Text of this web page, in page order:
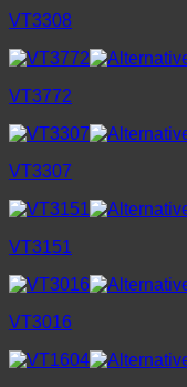
VT3308
VT3772
VT3307
VT3151
VT3016